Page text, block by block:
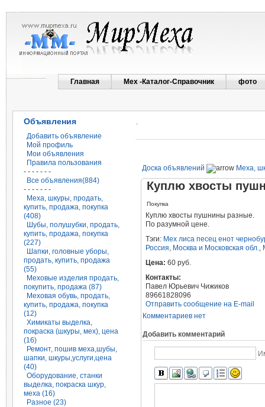
Главная Мех -Каталог-Справочник фото
Объявления
Добавить объявление
Мой профиль
Мои объявления
Правила пользования
- - - - - - -
Все объявления(884)
- - - - - - -
Меха, шкуры, продать,
купить, продажа, покупка
(408)
Шубы, полушубки, продать,
купить, продажа, покупка
(227)
Шапки, головные уборы,
продать, купить, продажа
(55)
Меховые изделия продать,
покупить, продажа (87)
Меховая обувь, продать,
купить, продажа, покупка
(12)
Химикаты выделка,
покраска (шкуры, мех), цена
(16)
Ремонт, пошив меха,шубы,
шапки, шкуры,услуги,цена
(40)
Оборудование, станки
выделка, покраска шкур,
меха (16)
Разное (23)
.
Доска объявлений Меха,
Куплю хвосты
Покупка
Куплю хвосты пушнины разные.
По разумной цене.
Тэги: Мех лиса песец енот
Россия, Москва и Московская обл.,
Цена: 60 руб.
Контакты:
Павел Юрьевич Чижиков
89661828096
Отправить сообщение на E-mail
Комментариев нет
Добавить комментарий